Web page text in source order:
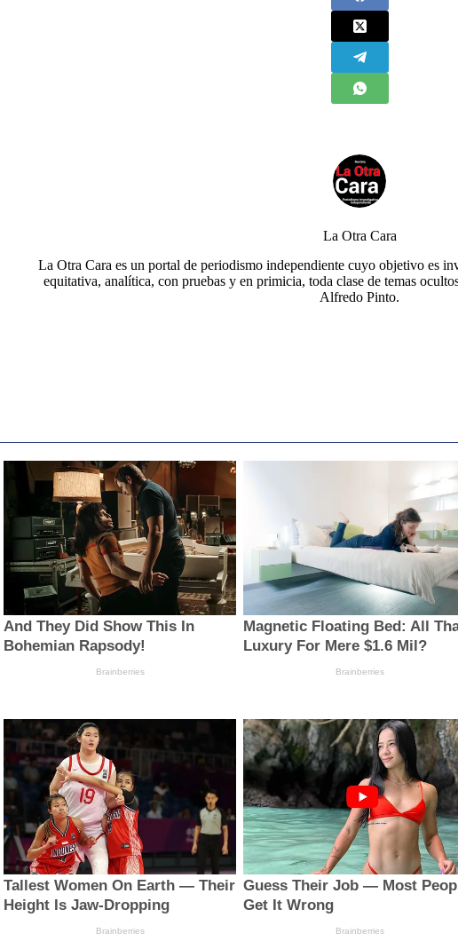
La Otra Cara
La Otra Cara es un portal de periodismo independiente cuyo objetivo es
equitativa, analítica, con pruebas y en primicia, toda clase de temas
Alfredo Pinto.